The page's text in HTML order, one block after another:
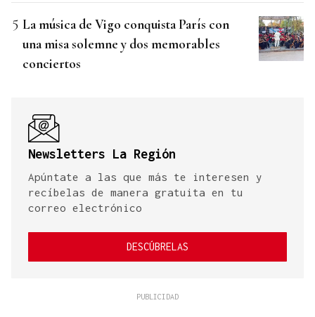
La música de Vigo conquista París con
una misa solemne y dos memorables
conciertos
Newsletters La Región
Apúntate a las que más te interesen y
recíbelas de manera gratuita en tu
correo electrónico
DESCÚBRELAS